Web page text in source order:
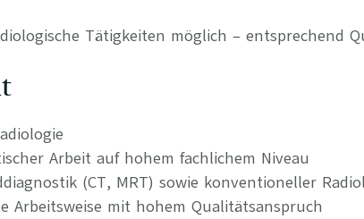
Tätigkeiten möglich – entsprechend
Arbeit auf hohem fachlichem Niveau
(CT, MRT) sowie konventioneller
Arbeitsweise mit hohem Qualitätsanspruch